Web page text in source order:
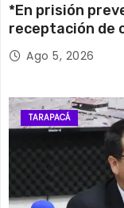
*En prisión
receptación de
millones*
Ago 5, 2026
TARAPACÁ